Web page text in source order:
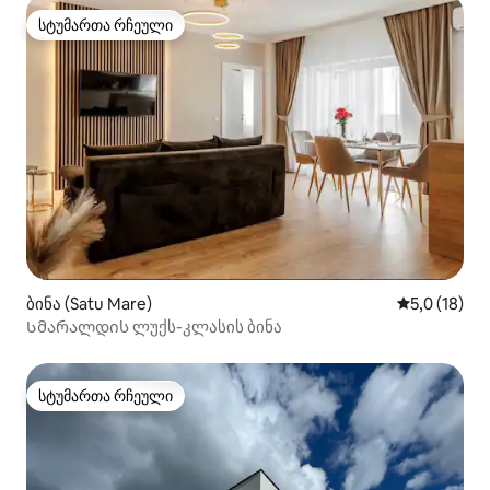
სტუმართა რჩეული
სტუმართა რჩეული
ბინა (Satu Mare) საშუალო
5,0 (18)
Სმარალდის ლუქს-კლასის ბინა
სტუმართა რჩეული
სტუმართა რჩეული